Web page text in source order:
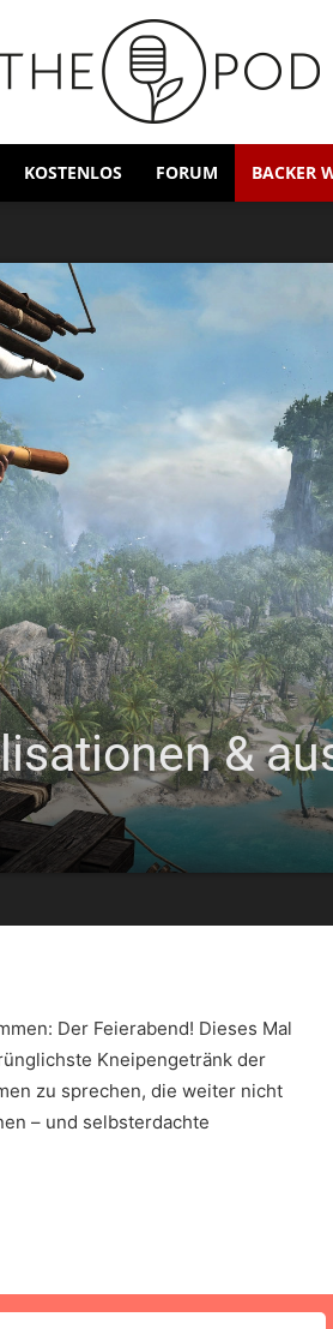
KOSTENLOS FORUM BACKER
&
Der Feierabend! Dieses Mal
Kneipengetränk der
zu sprechen, die weiter nicht
– und selbsterdachte